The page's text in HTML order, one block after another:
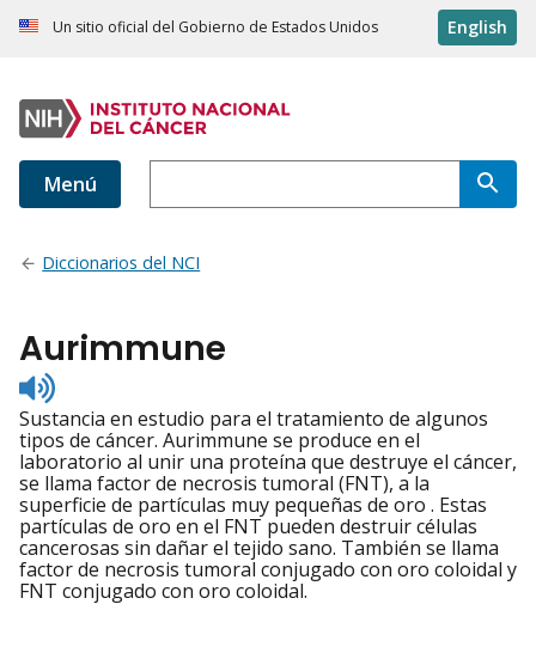
Un sitio oficial del Gobierno de Estados Unidos English
Menú
Diccionarios del NCI
Aurimmune
Listen
to
pronunciation
Sustancia en estudio para el tratamiento de algunos
tipos de cáncer. Aurimmune se produce en el
laboratorio al unir una proteína que destruye el cáncer,
se llama factor de necrosis tumoral (FNT), a la
superficie de partículas muy pequeñas de oro . Estas
partículas de oro en el FNT pueden destruir células
cancerosas sin dañar el tejido sano. También se llama
factor de necrosis tumoral conjugado con oro coloidal y
FNT conjugado con oro coloidal.